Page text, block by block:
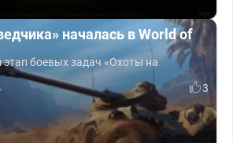
началась в World of
боевых задач «Охоты на
3